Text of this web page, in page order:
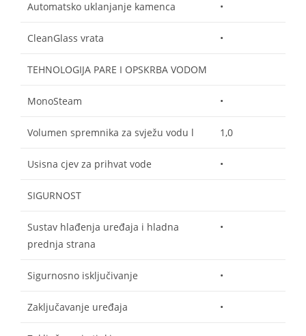
Automatsko uklanjanje kamenca •
CleanGlass vrata •
TEHNOLOGIJA PARE I OPSKRBA VODOM
MonoSteam •
Volumen spremnika za svježu vodu l 1,0
Usisna cjev za prihvat vode •
SIGURNOST
Sustav hlađenja uređaja i hladna
prednja strana
•
Sigurnosno isključivanje •
Zaključavanje uređaja •